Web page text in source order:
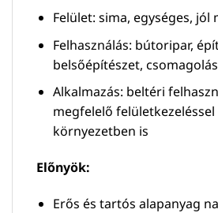
Felület: sima, egységes,
Felhasználás: bútoripar,
belsőépítészet,
Alkalmazás: beltéri
megfelelő
környezetben is
Előnyök:
Erős és tartós alapanyag